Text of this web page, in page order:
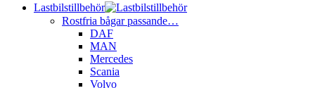
Lastbilstillbehör
Rostfria bågar passande…
DAF
MAN
Mercedes
Scania
Volvo